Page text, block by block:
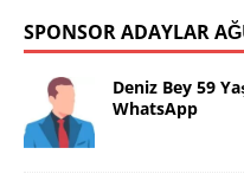
SPONSOR ADAYLAR
Deniz Bey 59
WhatsApp